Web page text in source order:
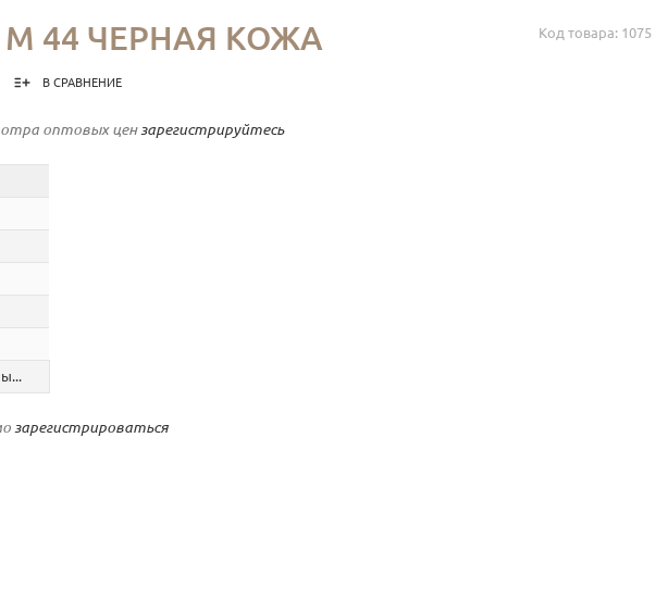
Код товара: 1075
44 ЧЕРНАЯ КОЖА
В СРАВНЕНИЕ
оптовых цензарегистрируйтесь
зарегистрироваться